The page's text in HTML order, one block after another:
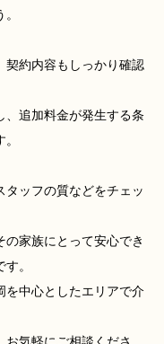
契約内容もしっかり確認
、追加料金が発生する条
ッフの質などをチェッ
家族にとって安心でき
。
を中心としたエリアで介